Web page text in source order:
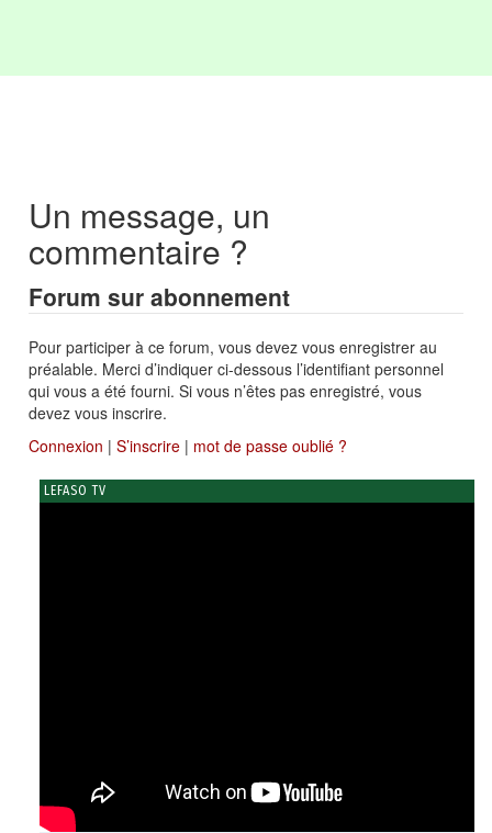
Un message, un
commentaire ?
Forum sur abonnement
Pour participer à ce forum, vous devez vous enregistrer au
préalable. Merci d’indiquer ci-dessous l’identifiant personnel
qui vous a été fourni. Si vous n’êtes pas enregistré, vous
devez vous inscrire.
Connexion |S’inscrire | mot de passe oublié ?
LEFASO TV